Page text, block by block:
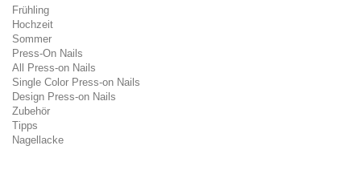
Frühling
Hochzeit
Sommer
Press-On Nails
All Press-on Nails
Single Color Press-on Nails
Design Press-on Nails
Zubehör
Tipps
Nagellacke